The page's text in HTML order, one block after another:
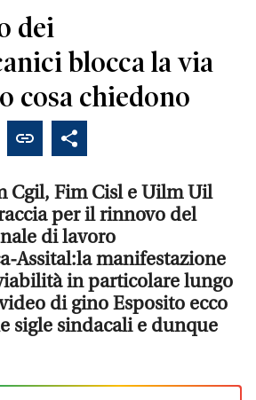
dei
blocca la via
cosa chiedono
Cgil, Fim Cisl e Uilm Uil
per il rinnovo del
di lavoro
Assital:la manifestazione
in particolare lungo
di gino Esposito ecco
sigle sindacali e dunque